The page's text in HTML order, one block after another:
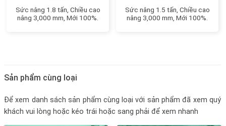
Sức nâng 1.8 tấn, Chiều cao
nâng 3,000 mm, Mới 100%.
Sức nâng 1.5 tấn, Chiều cao
nâng 3,000 mm, Mới 100%.
Sản phẩm cùng loại
Để xem danh sách sản phẩm cùng loại với sản phẩm đã xem quý
khách vui lòng hoặc kéo trái hoặc sang phải để xem nhanh